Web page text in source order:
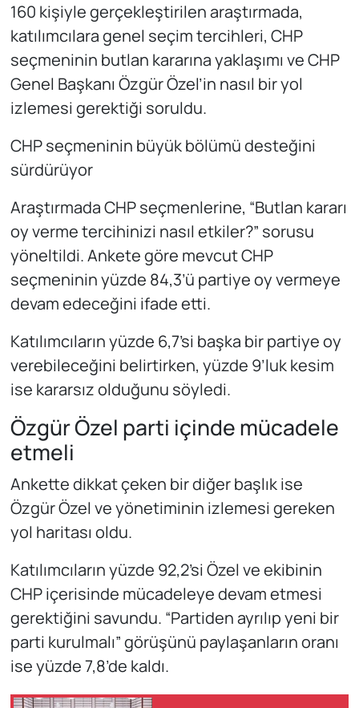
160 kişiyle gerçekleştirilen araştırmada,
katılımcılara genel seçim tercihleri, CHP
seçmeninin butlan kararına yaklaşımı ve CHP
Genel Başkanı Özgür Özel’in nasıl bir yol
izlemesi gerektiği soruldu.
CHP seçmeninin büyük bölümü desteğini
sürdürüyor
Araştırmada CHP seçmenlerine, “Butlan kararı
oy verme tercihinizi nasıl etkiler?” sorusu
yöneltildi. Ankete göre mevcut CHP
seçmeninin yüzde 84,3’ü partiye oy vermeye
devam edeceğini ifade etti.
Katılımcıların yüzde 6,7’si başka bir partiye oy
verebileceğini belirtirken, yüzde 9’luk kesim
ise kararsız olduğunu söyledi.
Özgür Özel parti içinde mücadele
etmeli
Ankette dikkat çeken bir diğer başlık ise
Özgür Özel ve yönetiminin izlemesi gereken
yol haritası oldu.
Katılımcıların yüzde 92,2’si Özel ve ekibinin
CHP içerisinde mücadeleye devam etmesi
gerektiğini savundu. “Partiden ayrılıp yeni bir
parti kurulmalı” görüşünü paylaşanların oranı
ise yüzde 7,8’de kaldı.